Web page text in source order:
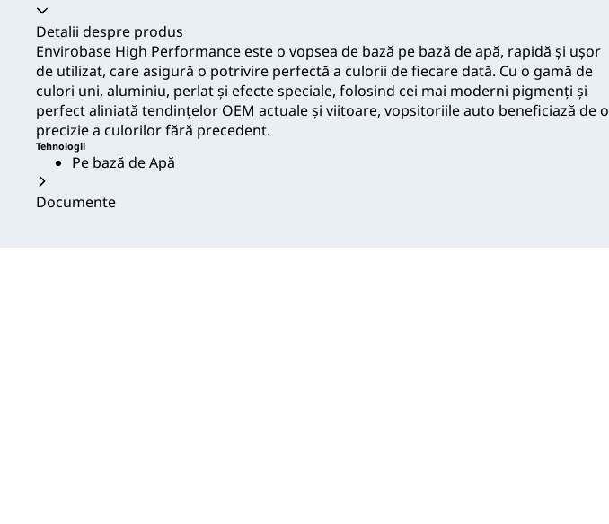
Acordeon prăbușit
Detalii despre produs
Envirobase High Performance este o vopsea de bază pe bază de apă, rapidă și ușor
de utilizat, care asigură o potrivire perfectă a culorii de fiecare dată. Cu o gamă de
culori uni, aluminiu, perlat și efecte speciale, folosind cei mai moderni pigmenți și
perfect aliniată tendințelor OEM actuale și viitoare, vopsitoriile auto beneficiază de o
precizie a culorilor fără precedent.
Tehnologii
Pe bază de Apă
Documente